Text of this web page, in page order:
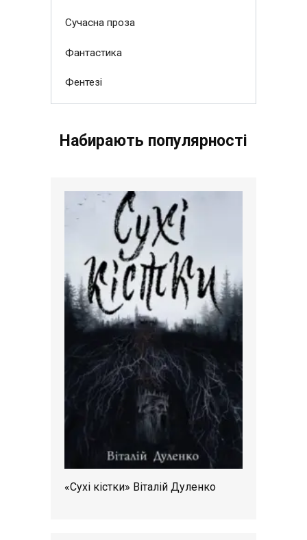
Сучасна проза
Фантастика
Фентезі
Набирають популярності
«Сухі кістки» Віталій Дуленко